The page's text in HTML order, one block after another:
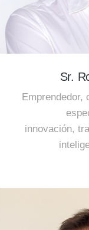
Sr.
Emprendedor,
innovación,